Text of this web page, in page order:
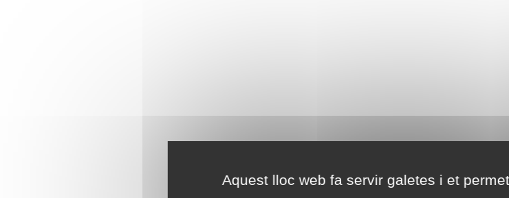
Aquest lloc web fa servir galetes i et